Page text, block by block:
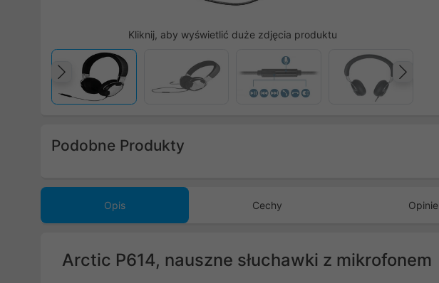
Kliknij, aby wyświetlić duże zdjęcia produktu
Poprzedni
Podobne Produkty
Opis Cechy Opinie
Arctic P614, nauszne słuchawki z mikrofonem